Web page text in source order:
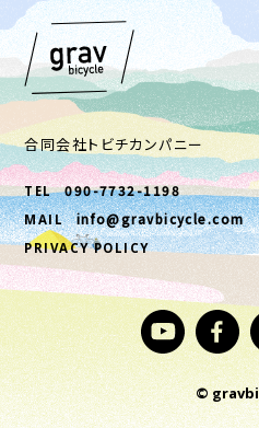
合同会社トビチカンパニー
TEL 090-7732-1198
MAIL info@gravbicycle.com
PRIVACY POLICY
©